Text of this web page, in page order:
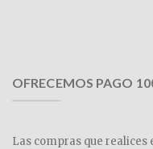
OFRECEMOS PAGO
Las compras que